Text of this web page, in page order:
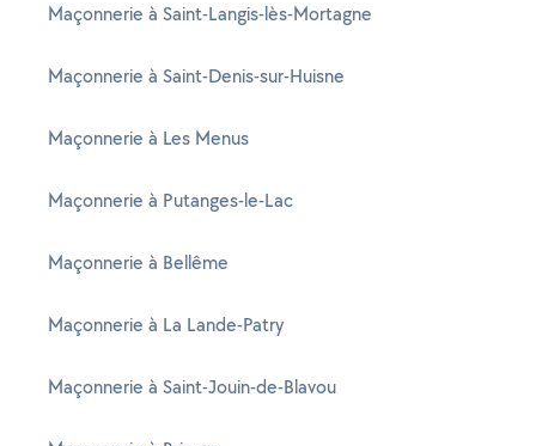
Maçonnerie à Saint-Langis-lès-Mortagne
Maçonnerie à Saint-Denis-sur-Huisne
Maçonnerie à Les Menus
Maçonnerie à Putanges-le-Lac
Maçonnerie à Bellême
Maçonnerie à La Lande-Patry
Maçonnerie à Saint-Jouin-de-Blavou